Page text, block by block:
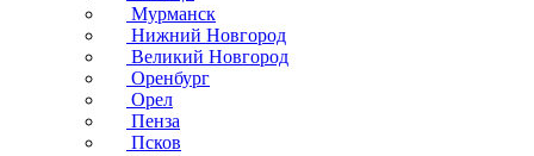
Мурманск
Нижний Новгород
Великий Новгород
Оренбург
Орел
Пенза
Псков